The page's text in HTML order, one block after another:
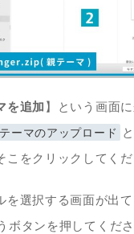
を追加 】という画面
テーマのアップロード
こをクリックしてくだ
を選択する画面が出て
ボタンを押してくだ